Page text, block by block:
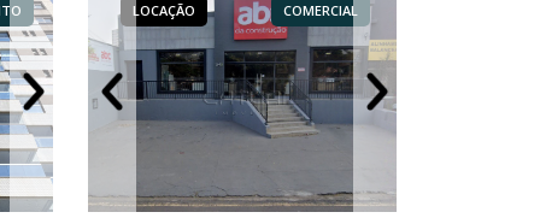
LOCAÇÃO COMERCIAL
LOCAÇÃO APARTAMENTO
LOCAÇÃO COMERCIAL